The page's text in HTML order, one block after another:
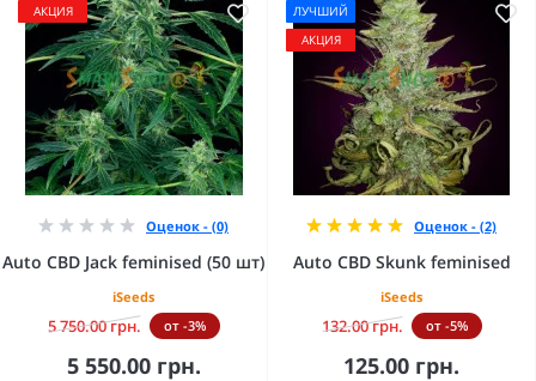
АКЦИЯ
Оценок - (0)
Auto CBD Jack feminised (50 шт)
iSeeds
5 750.00 грн. от -3%
5 550.00 грн.
ЛУЧШИЙ
АКЦИЯ
Оценок - (2)
Auto CBD Skunk feminised
iSeeds
132.00 грн. от -5%
125.00 грн.